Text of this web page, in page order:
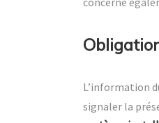
L’information
signaler la